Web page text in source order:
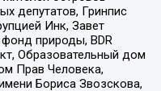
депутатов, Гринпис
Инк, Завет
природы, BDR
Образовательный дом
Прав Человека,
Бориса Звозскова,